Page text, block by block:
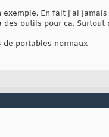
En fait j'ai
outils pour ca.
portables normaux